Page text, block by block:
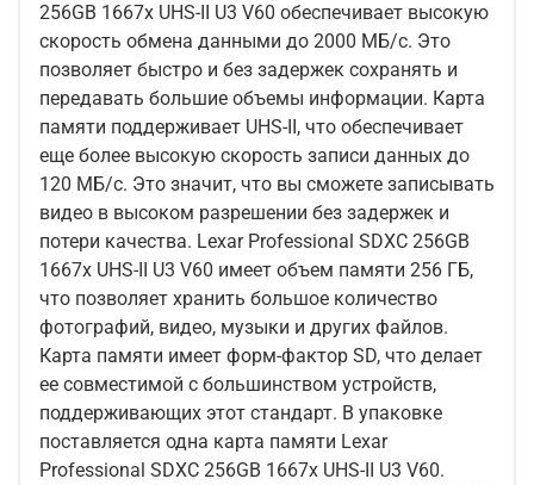
256GB 1667x UHS-II U3 V60 обеспечивает высокую
скорость обмена данными до 2000 МБ/с. Это
позволяет быстро и без задержек сохранять и
передавать большие объемы информации. Карта
памяти поддерживает UHS-II, что обеспечивает
еще более высокую скорость записи данных до
120 МБ/с. Это значит, что вы сможете записывать
видео в высоком разрешении без задержек и
потери качества. Lexar Professional SDXC 256GB
1667x UHS-II U3 V60 имеет объем памяти 256 ГБ,
что позволяет хранить большое количество
фотографий, видео, музыки и других файлов.
Карта памяти имеет форм-фактор SD, что делает
ее совместимой с большинством устройств,
поддерживающих этот стандарт. В упаковке
поставляется одна карта памяти Lexar
Professional SDXC 256GB 1667x UHS-II U3 V60.